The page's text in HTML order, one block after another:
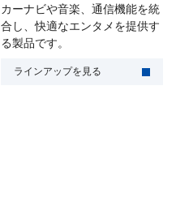
カーナビや音楽、通信機能を統
合し、快適なエンタメを提供す
る製品です。
ラインアップを見る